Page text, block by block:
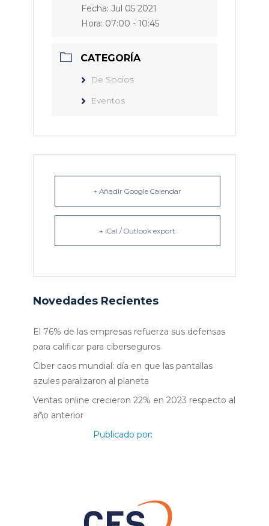
Fecha: Jul 05 2021
Hora: 07:00 - 10:45
CATEGORÍA
De Socios
Eventos
+ Añadir Google Calendar
+ iCal / Outlook export
Novedades Recientes
El 76% de las empresas refuerza sus defensas
para calificar para ciberseguros
Ciber caos mundial: día en que las pantallas
azules paralizaron al planeta
Ventas online crecieron 22% en 2023 respecto al
año anterior
Publicado por: